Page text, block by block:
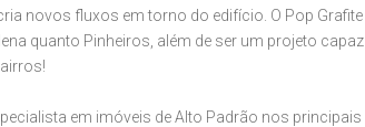
novos fluxos em torno do edifício. O Pop
quanto Pinheiros, além de ser um projeto
em imóveis de Alto Padrão nos